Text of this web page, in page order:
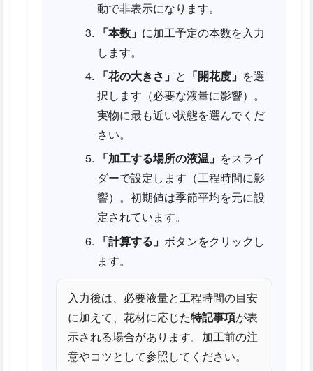
動で非表示になります。
「本数」 に加工予定の本数を入力
します。
「花の大きさ」 と 「開花度」 を選
択します（必要な液量に影響）。
実物に最も近い状態を選んでくだ
さい。
「加工する場所の液温」 をスライ
ダーで設定します（工程時間に影
響）。初期値は季節平均を元に設
定されています。
「計算する」ボタンをクリックし
ます。
入力後は、必要液量と工程時間の目安
に加えて、花材に応じた特記事項が表
示される場合があります。加工前の注
意やコツとして参照してください。